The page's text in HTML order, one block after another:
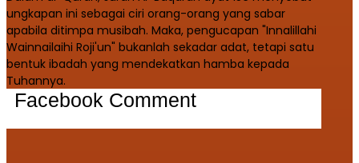
ungkapan ini sebagai ciri orang-orang yang sabar
apabila ditimpa musibah. Maka, pengucapan "Innalillahi
Wainnailaihi Roji'un" bukanlah sekadar adat, tetapi satu
bentuk ibadah yang mendekatkan hamba kepada
Tuhannya.
Facebook Comment